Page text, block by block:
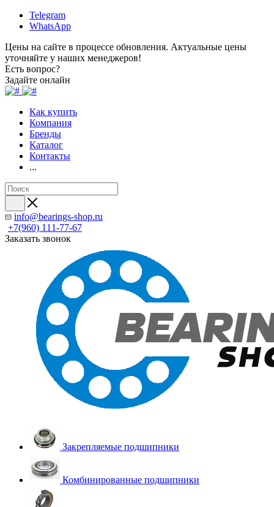
Telegram
WhatsApp
Цены на сайте в процессе обновления. Актуальные цены
уточняйте у наших менеджеров!
Есть вопрос?
Задайте онлайн
Как купить
Компания
Бренды
Каталог
Контакты
...
info@bearings-shop.ru
+7(960) 111-77-67
Заказать звонок
Закрепляемые подшипники
Комбинированные подшипники